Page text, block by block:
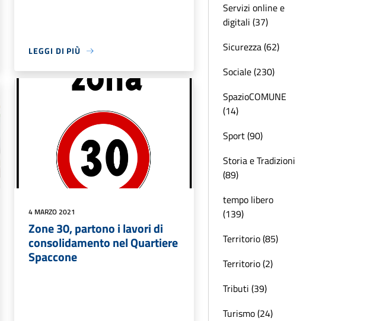
LEGGI DI PIÙ
4 MARZO 2021
Zone 30, partono i lavori di
consolidamento nel Quartiere
Spaccone
Servizi online e
digitali (37)
Sicurezza (62)
Sociale (230)
SpazioCOMUNE
(14)
Sport (90)
Storia e Tradizioni
(89)
tempo libero
(139)
Territorio (85)
Territorio (2)
Tributi (39)
Turismo (24)